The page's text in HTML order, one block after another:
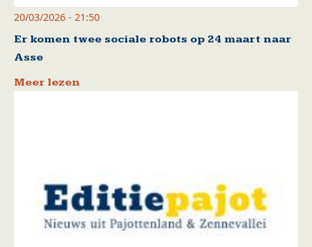
20/03/2026 - 21:50
Er komen twee sociale robots op 24 maart naar
Asse
Meer lezen